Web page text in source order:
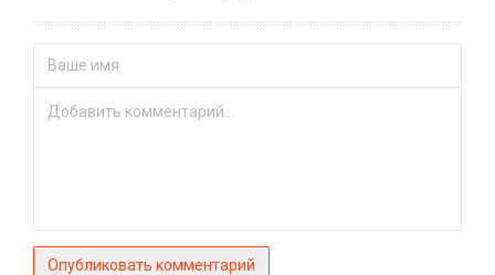
Опубликовать комментарий